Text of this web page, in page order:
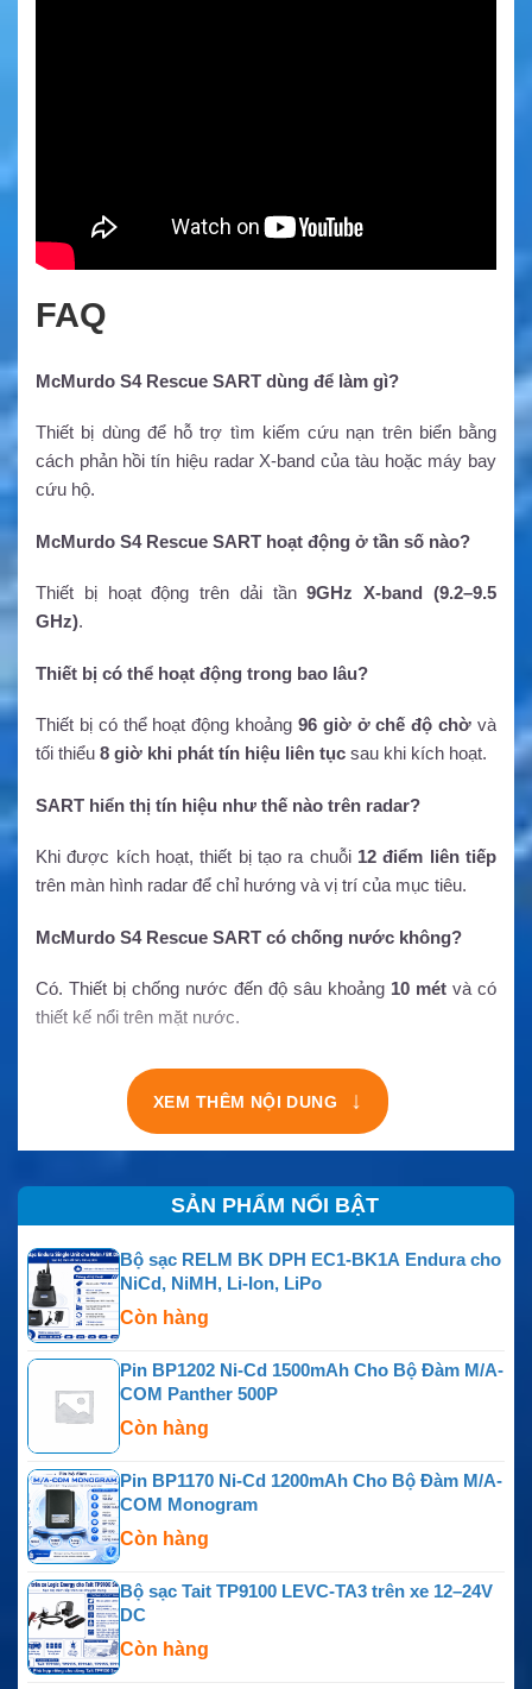
FAQ
McMurdo S4 Rescue SART dùng để làm gì?
Thiết bị dùng để hỗ trợ tìm kiếm cứu nạn trên biển bằng
cách phản hồi tín hiệu radar X-band của tàu hoặc máy bay
cứu hộ.
McMurdo S4 Rescue SART hoạt động ở tần số nào?
Thiết bị hoạt động trên dải tần9GHz X-band (9.2–9.5
GHz).
Thiết bị có thể hoạt động trong bao lâu?
Thiết bị có thể hoạt động khoảng 96 giờ ở chế độ chờ và
tối thiểu 8 giờ khi phát tín hiệu liên tục sau khi kích hoạt.
SART hiển thị tín hiệu như thế nào trên radar?
Khi được kích hoạt, thiết bị tạo ra chuỗi 12 điểm liên tiếp
trên màn hình radar để chỉ hướng và vị trí của mục tiêu.
McMurdo S4 Rescue SART có chống nước không?
Có. Thiết bị chống nước đến độ sâu khoảng 10 mét và có
thiết kế nổi trên mặt nước.
XEM THÊM NỘI DUNG ↓
SẢN PHẨM NỔI BẬT
Bộ sạc RELM BK DPH EC1-BK1A Endura cho
NiCd, NiMH, Li-Ion, LiPo
Còn hàng
Pin BP1202 Ni-Cd 1500mAh Cho Bộ Đàm M/A-
COM Panther 500P
Còn hàng
Pin BP1170 Ni-Cd 1200mAh Cho Bộ Đàm M/A-
COM Monogram
Còn hàng
Bộ sạc Tait TP9100 LEVC-TA3 trên xe 12–24V
DC
Còn hàng